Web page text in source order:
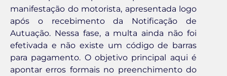
manifestação do motorista, apresentada logo
após o recebimento da Notificação de
Autuação. Nessa fase, a multa ainda não foi
efetivada e não existe um código de barras
para pagamento. O objetivo principal aqui é
apontar erros formais no preenchimento do